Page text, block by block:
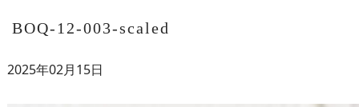
BOQ-12-003-scaled
2025年02月15日